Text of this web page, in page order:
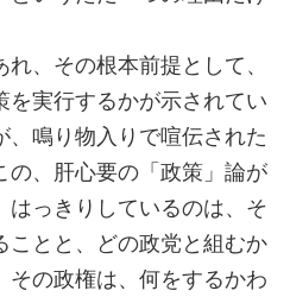
、その根本前提として、
を実行するかが示されてい
、鳴り物入りで喧伝された
の、肝心要の「政策」論が
はっきりしているのは、そ
ことと、どの政党と組むか
その政権は、何をするかわ